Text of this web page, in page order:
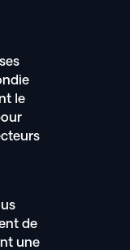
le
de
une